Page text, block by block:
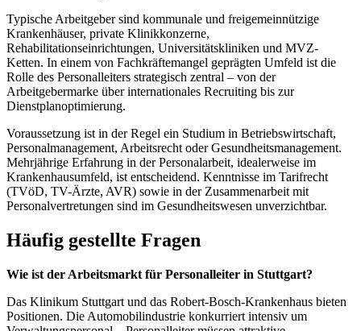
Typische Arbeitgeber sind kommunale und freigemeinnützige
Krankenhäuser, private Klinikkonzerne,
Rehabilitationseinrichtungen, Universitätskliniken und MVZ-
Ketten. In einem von Fachkräftemangel geprägten Umfeld ist die
Rolle des Personalleiters strategisch zentral – von der
Arbeitgebermarke über internationales Recruiting bis zur
Dienstplanoptimierung.
Voraussetzung ist in der Regel ein Studium in Betriebswirtschaft,
Personalmanagement, Arbeitsrecht oder Gesundheitsmanagement.
Mehrjährige Erfahrung in der Personalarbeit, idealerweise im
Krankenhausumfeld, ist entscheidend. Kenntnisse im Tarifrecht
(TVöD, TV-Ärzte, AVR) sowie in der Zusammenarbeit mit
Personalvertretungen sind im Gesundheitswesen unverzichtbar.
Häufig gestellte Fragen
Wie ist der Arbeitsmarkt für Personalleiter in Stuttgart?
Das Klinikum Stuttgart und das Robert-Bosch-Krankenhaus bieten
Positionen. Die Automobilindustrie konkurriert intensiv um